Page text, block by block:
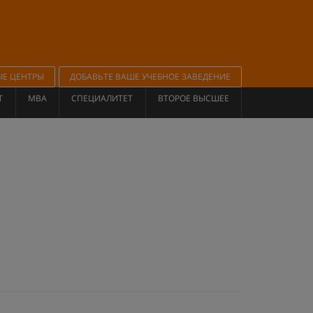
ЦЕНТРЫ
ДОБАВЬТЕ ВАШЕ УЧЕБНОЕ ЗАВЕДЕНИЕ
MBA СПЕЦИАЛИТЕТ ВТОРОЕ ВЫСШЕЕ